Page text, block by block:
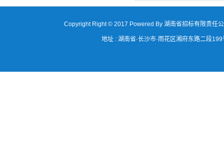
Copyright Right © 2017 Powered By 湖南省招标有限责任
地址 : 湖南省·长沙市·雨花区湘府东路二段199